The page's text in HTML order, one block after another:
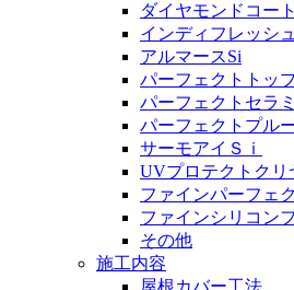
ダイヤモンドコート
インディフレッシ
アルマースSi
パーフェクトトッ
パーフェクトセラ
パーフェクトプル
サーモアイＳｉ
UVプロテクトクリ
ファインパーフェ
ファインシリコン
その他
施工内容